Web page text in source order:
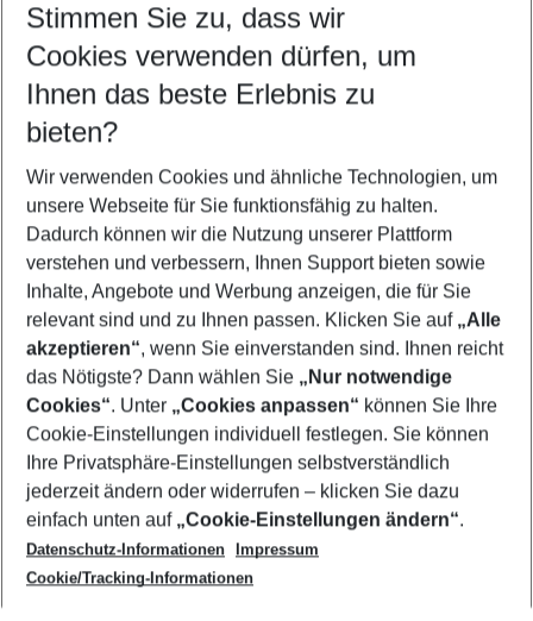
Abflughafen wählen
Beliebiger Abflughafen
Reisezeitraum wählen
08.08.26– 06.08.27 5-8 Nächte
2 Erwachsene Keine Kinder
Mehr Filter anzeigen
Footer
Footer navigation
Über uns
AGB
Cookie-Einstellungen ändern
Cookie-Richtlinie
Datenschutz
Service & Hilfe
Barrierefreies Reisen
Check-in
Folgen Sie uns
Stimmen Sie zu, dass wir
Cookies verwenden dürfen, um
Ihnen das beste Erlebnis zu
bieten?
Wir verwenden Cookies und ähnliche Technologien, um
unsere Webseite für Sie funktionsfähig zu halten.
Dadurch können wir die Nutzung unserer Plattform
verstehen und verbessern, Ihnen Support bieten sowie
Inhalte, Angebote und Werbung anzeigen, die für Sie
relevant sind und zu Ihnen passen. Klicken Sie auf „Alle
akzeptieren“, wenn Sie einverstanden sind. Ihnen reicht
das Nötigste? Dann wählen Sie „Nur notwendige
Cookies“. Unter „Cookies anpassen“ können Sie Ihre
Cookie-Einstellungen individuell festlegen. Sie können
Ihre Privatsphäre-Einstellungen selbstverständlich
jederzeit ändern oder widerrufen – klicken Sie dazu
einfach unten auf „Cookie-Einstellungen ändern“.
Datenschutz-Informationen
Impressum
Cookie/Tracking-Informationen